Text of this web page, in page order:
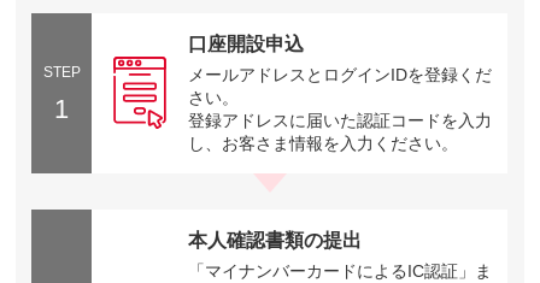
STEP
1
口座開設申込
メールアドレスとログインIDを登録くだ
さい。
登録アドレスに届いた認証コードを入力
し、お客さま情報を入力ください。
本人確認書類の提出
「マイナンバーカードによるIC認証」ま